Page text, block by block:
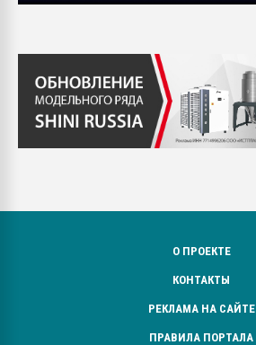
О ПРОЕКТЕ
КОНТАКТЫ
РЕКЛАМА НА САЙТЕ
ПРАВИЛА ПОРТАЛА